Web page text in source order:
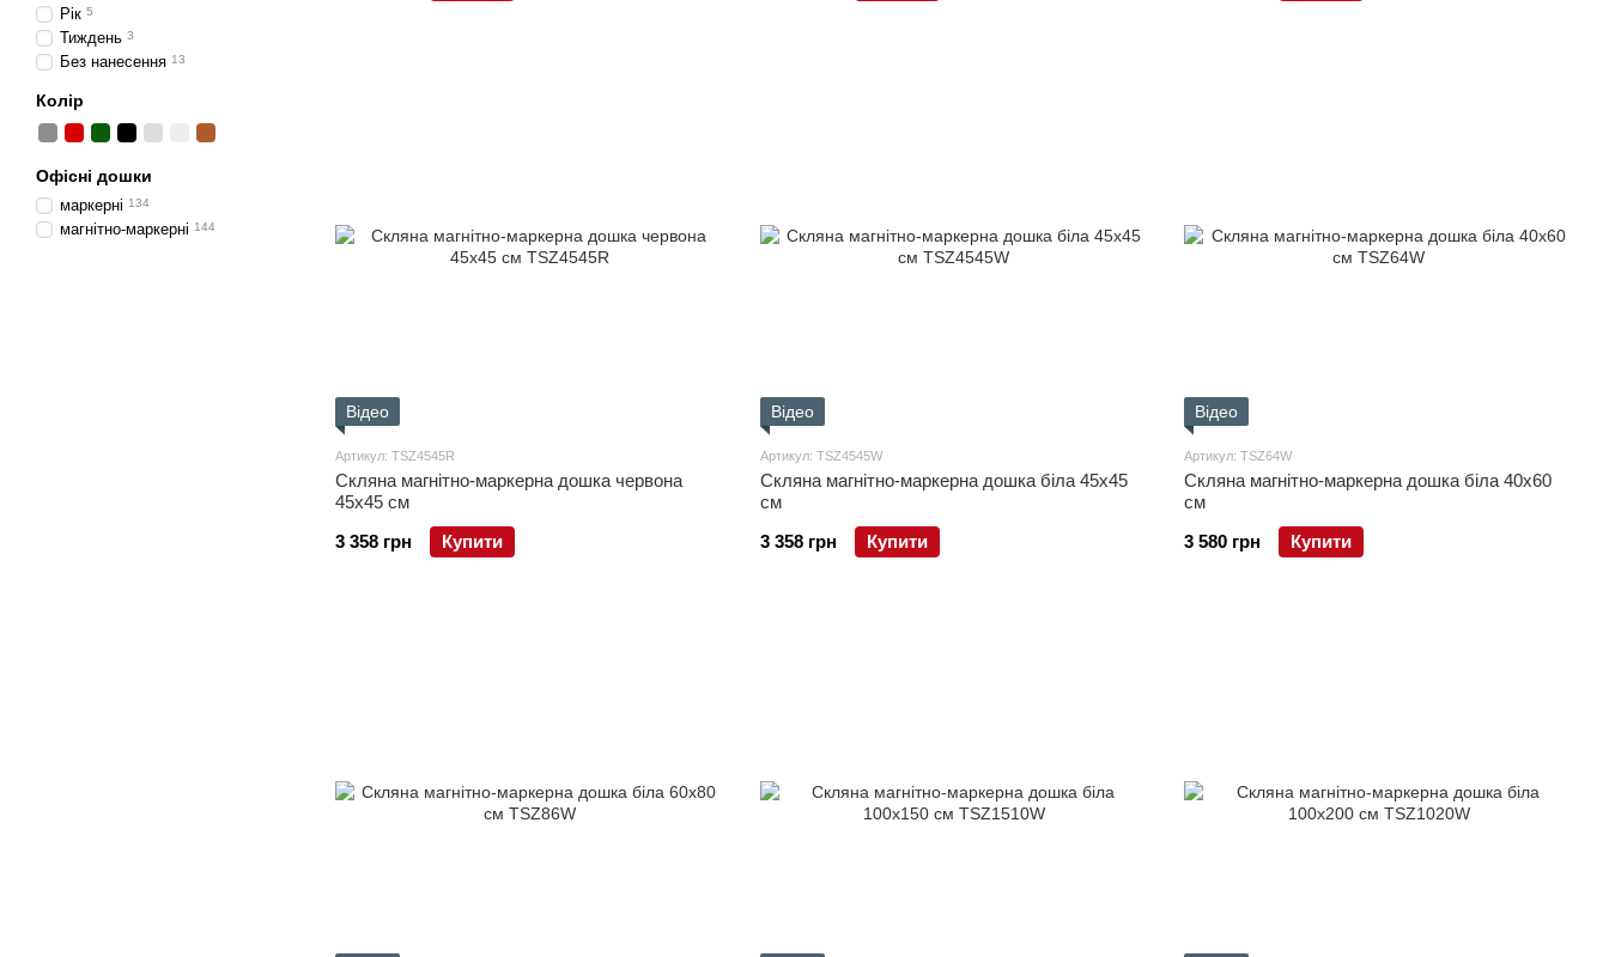
Відео
Артикул: TSZ4545R
Скляна магнітно-маркерна дошка червона
45x45 см
3 358 грн
Купити
Відео
Артикул: TSZ4545W
Скляна магнітно-маркерна дошка біла 45x45
см
3 358 грн
Купити
Відео
Артикул: TSZ64W
Скляна магнітно-маркерна дошка біла 40x60
см
3 580 грн
Купити
Рік 5
Тиждень 3
Без нанесення 13
Колір
Офісні дошки
маркерні 134
магнітно-маркерні 144